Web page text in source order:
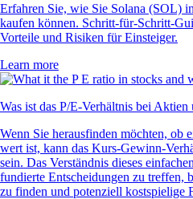
Erfahren Sie, wie Sie Solana (SOL)
kaufen können. Schritt-für-Schritt-
Vorteile und Risiken für Einsteiger.
Learn more
Was ist das P/E-Verhältnis bei
Wenn Sie herausfinden möchten, ob
wert ist, kann das Kurs-Gewinn-
sein. Das Verständnis dieses
fundierte Entscheidungen zu treffen,
zu finden und potenziell kostspielige